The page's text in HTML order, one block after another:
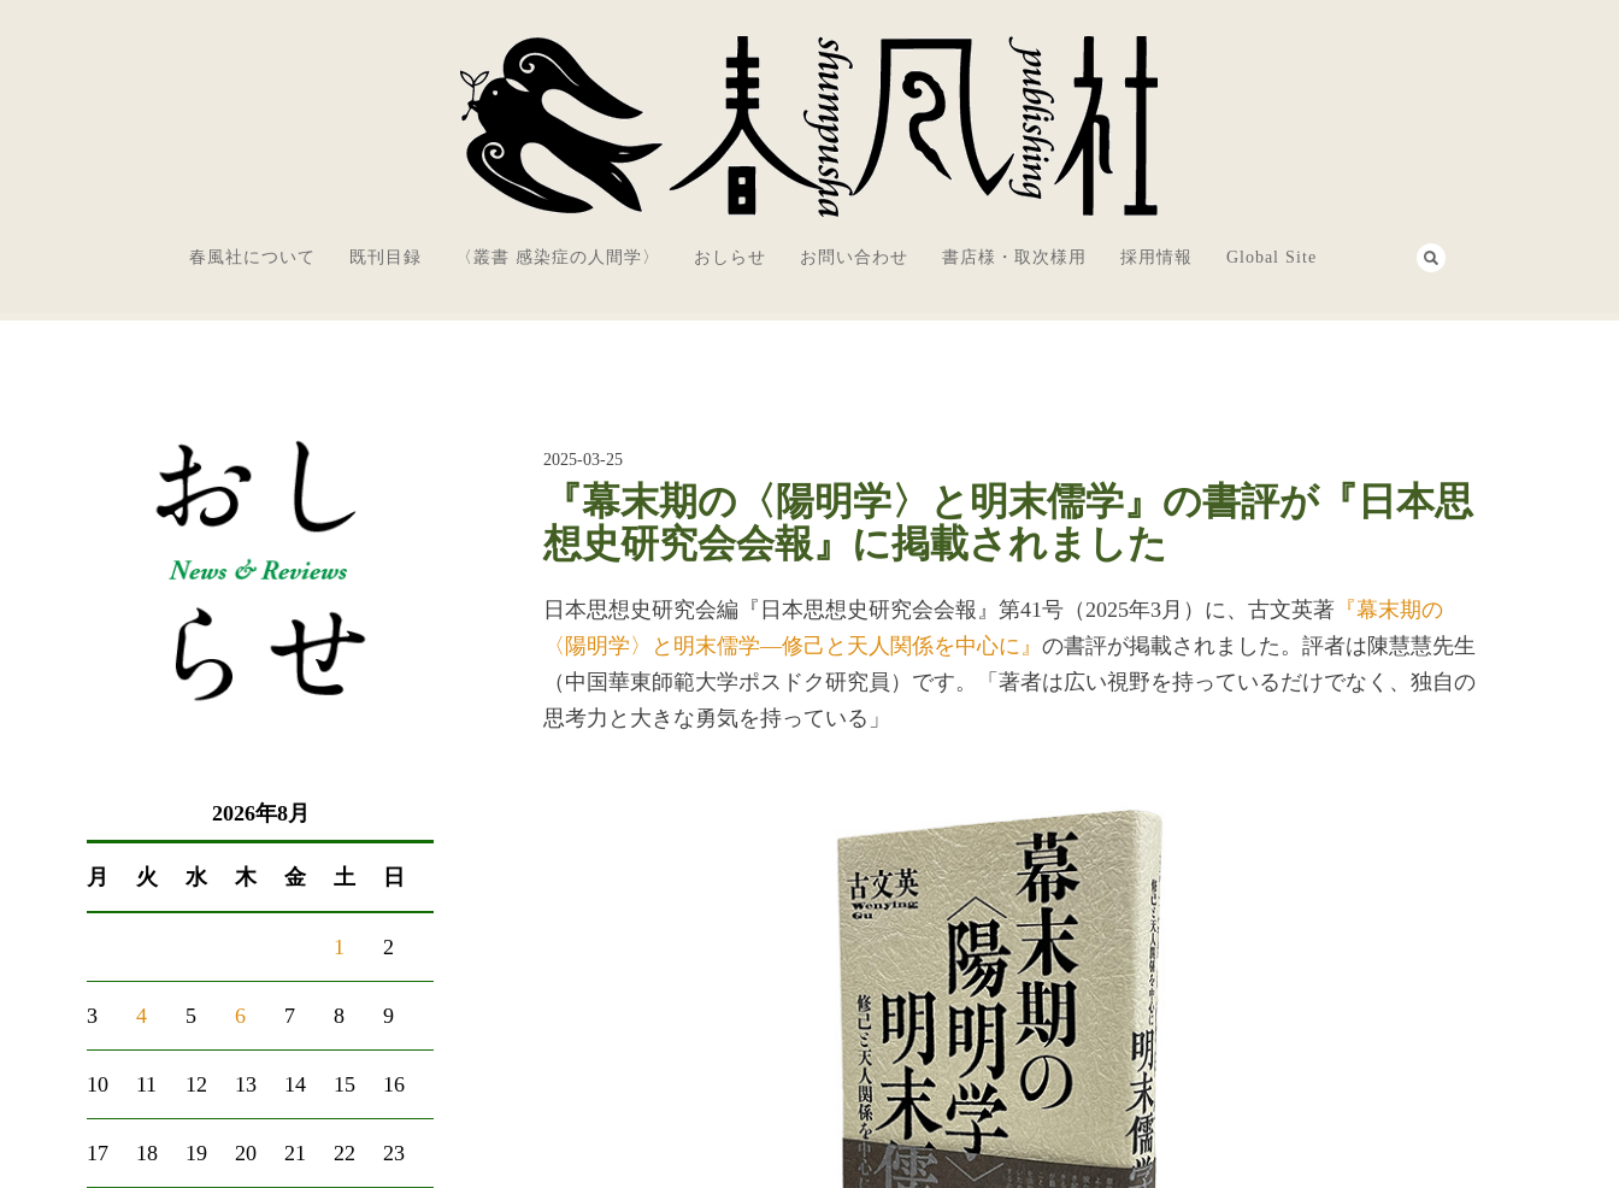
春風社について 既刊目録 〈叢書 感染症の人間学〉 おしらせ お問い合わせ 書店様・取次様用 採用情報 Global Site
2025-03-25
『幕末期の〈陽明学〉と明末儒学』の書評が『日本思
想史研究会会報』に掲載されました
日本思想史研究会編『日本思想史研究会会報』第41号（2025年3月）に、古文英著 『幕末期の
〈陽明学〉と明末儒学―修己と天人関係を中心に』の書評が掲載されました。評者は陳慧慧先生
（中国華東師範大学ポスドク研究員）です。「著者は広い視野を持っているだけでなく、独自の
思考力と大きな勇気を持っている」
2026年8月
月 火 水 木 金 土 日
1 2
3 4 5 6 7 8 9
10 11 12 13 14 15 16
17 18 19 20 21 22 23